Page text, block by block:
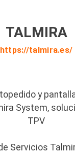
TALMIRA
https://talmira.es/